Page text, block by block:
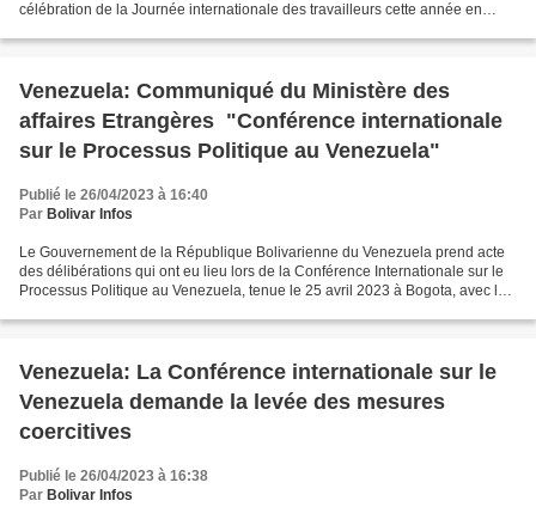
célébration de la Journée internationale des travailleurs cette année en
Venezuela: Communiqué du Ministère des
affaires Etrangères "Conférence internationale
sur le Processus Politique au Venezuela"
Publié le 26/04/2023 à 16:40
Par Bolivar Infos
Le Gouvernement de la République Bolivarienne du Venezuela prend acte
des délibérations qui ont eu lieu lors de la Conférence Internationale sur le
Processus Politique au Venezuela, tenue le 25 avril 2023 à Bogota, avec la
Venezuela: La Conférence internationale sur le
Venezuela demande la levée des mesures
coercitives
Publié le 26/04/2023 à 16:38
Par Bolivar Infos